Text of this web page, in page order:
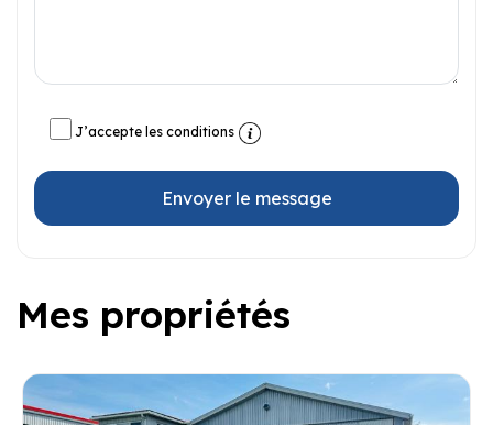
J’accepte les conditions
Envoyer le message
Mes propriétés